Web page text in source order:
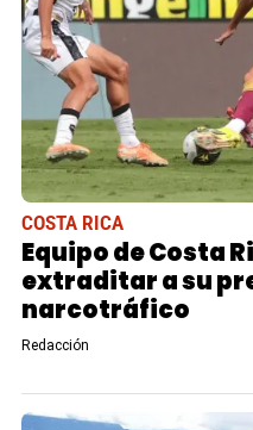
COSTA RICA
Equipo de Costa
extraditar a su
narcotráfico
Redacción